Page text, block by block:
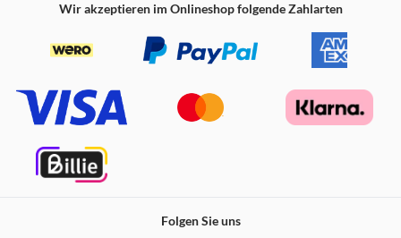
Wir akzeptieren im Onlineshop folgende Zahlarten
Folgen Sie uns